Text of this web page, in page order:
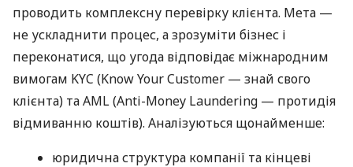
проводить комплексну перевірку клієнта. Мета —
не ускладнити процес, а зрозуміти бізнес і
переконатися, що угода відповідає міжнародним
вимогам KYC (Know Your Customer — знай свого
клієнта) та AML (Anti-Money Laundering — протидія
відмиванню коштів). Аналізуються щонайменше:
юридична структура компанії та кінцеві